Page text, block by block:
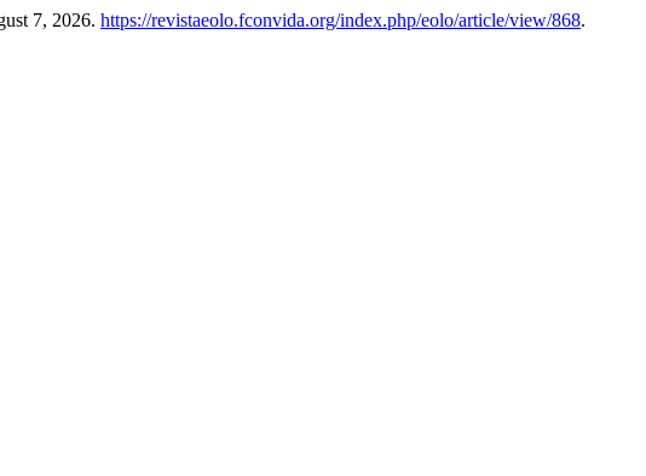
7, 2026. https://revistaeolo.fconvida.org/index.php/eolo/article/view/868.